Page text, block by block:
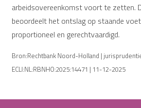
arbeidsovereenkomst voort te zetten.
beoordeelt het ontslag op staande
proportioneel en gerechtvaardigd.
Bron:Rechtbank Noord-Holland |
ECLI:NL:RBNHO:2025:14471 | 11-12-2025